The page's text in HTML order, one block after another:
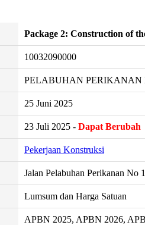
Package 2: Construction of
10032090000
PELABUHAN PERIKANAN
25 Juni 2025
23 Juli 2025 - Dapat Berubah
Pekerjaan Konstruksi
Jalan Pelabuhan Perikanan No
Lumsum dan Harga Satuan
APBN 2025, APBN 2026,